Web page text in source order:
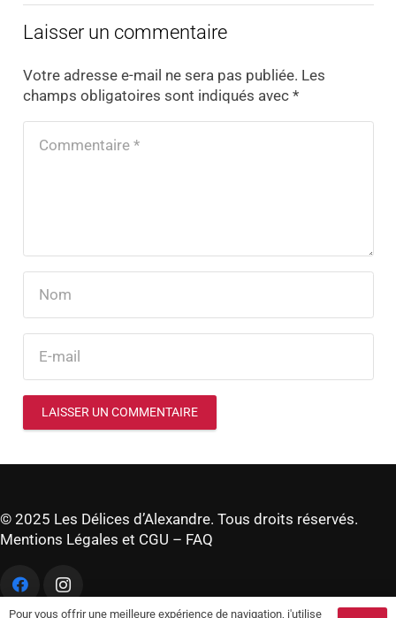
Laisser un commentaire
Votre adresse e-mail ne sera pas publiée. Les
champs obligatoires sont indiqués avec *
LAISSER UN COMMENTAIRE
© 2025 Les Délices d’Alexandre. Tous droits réservés.
Mentions Légales et CGU – FAQ
Pour vous offrir une meilleure expérience de navigation, j'utilise